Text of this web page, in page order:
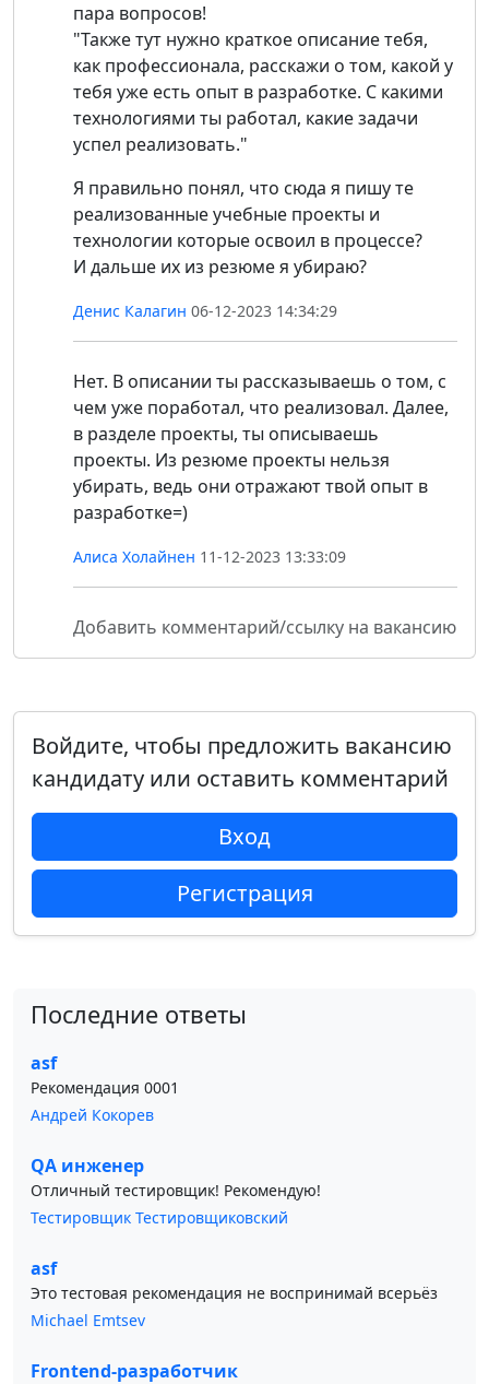
пара вопросов!
"Также тут нужно краткое описание тебя,
как профессионала, расскажи о том, какой у
тебя уже есть опыт в разработке. С какими
технологиями ты работал, какие задачи
успел реализовать."
Я правильно понял, что сюда я пишу те
реализованные учебные проекты и
технологии которые освоил в процессе?
И дальше их из резюме я убираю?
Денис Калагин 06-12-2023 14:34:29
Нет. В описании ты рассказываешь о том, с
чем уже поработал, что реализовал. Далее,
в разделе проекты, ты описываешь
проекты. Из резюме проекты нельзя
убирать, ведь они отражают твой опыт в
разработке=)
Алиса Холайнен 11-12-2023 13:33:09
Добавить комментарий/ссылку на вакансию
Войдите, чтобы предложить вакансию
кандидату или оставить комментарий
Вход
Регистрация
Последние ответы
asf
Рекомендация 0001
Андрей Кокорев
QA инженер
Отличный тестировщик! Рекомендую!
Тестировщик Тестировщиковский
asf
Это тестовая рекомендация не воспринимай всерьёз
Michael Emtsev
Frontend-разработчик